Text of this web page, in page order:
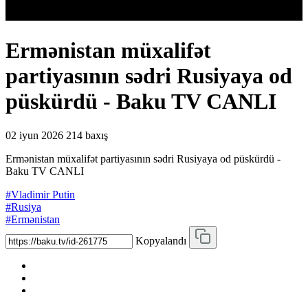
Ermənistan müxalifət
partiyasının sədri Rusiyaya od
püskürdü - Baku TV CANLI
02 iyun 2026 214 baxış
Ermənistan müxalifət partiyasının sədri Rusiyaya od püskürdü -
Baku TV CANLI
#Vladimir Putin
#Rusiya
#Ermənistan
Kopyalandı